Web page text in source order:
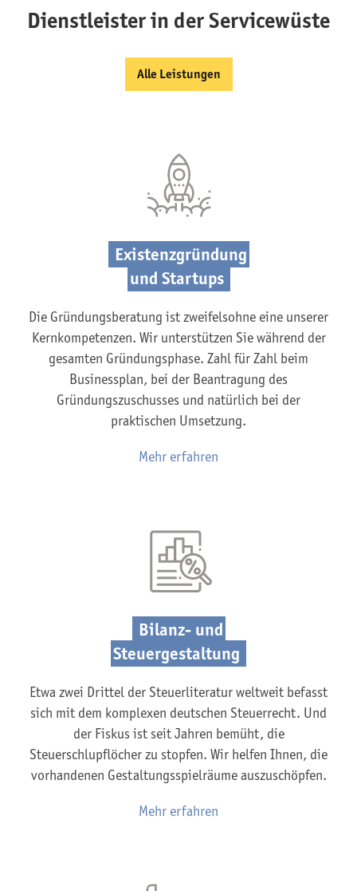
Dienstleister in der Servicewüste
Alle Leistungen
Existenzgründung
und Startups
Die Gründungsberatung ist zweifelsohne eine unserer
Kernkompetenzen. Wir unterstützen Sie während der
gesamten Gründungsphase. Zahl für Zahl beim
Businessplan, bei der Beantragung des
Gründungszuschusses und natürlich bei der
praktischen Umsetzung.
Mehr erfahren
Bilanz- und
Steuergestaltung
Etwa zwei Drittel der Steuerliteratur weltweit befasst
sich mit dem komplexen deutschen Steuerrecht. Und
der Fiskus ist seit Jahren bemüht, die
Steuerschlupflöcher zu stopfen. Wir helfen Ihnen, die
vorhandenen Gestaltungsspielräume auszuschöpfen.
Mehr erfahren